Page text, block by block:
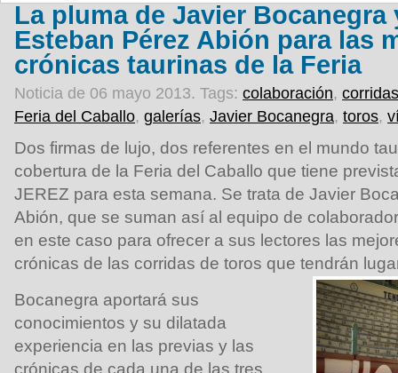
La pluma de Javier
Esteban Pérez Abión para las
crónicas taurinas de la Feria
Noticia de 06 mayo 2013. Tags: colaboración, corridas
Feria del Caballo, galerías, Javier Bocanegra, toros,
Dos firmas de lujo, dos referentes en el mundo
cobertura de la Feria del Caballo que tiene
JEREZ para esta semana. Se trata de Javier
Abión, que se suman así al equipo de
en este caso para ofrecer a sus lectores las
crónicas de las corridas de toros que tendrán
Bocanegra aportará sus
conocimientos y su dilatada
experiencia en las previas y las
crónicas de cada una de las tres